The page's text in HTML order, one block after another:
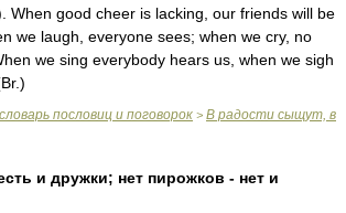
When good cheer is lacking, our friends will be
we laugh, everyone sees; when we cry, no
we sing everybody hears us, when we sigh
Br.)
пословиц и поговорок > В радости сыщут, в
и дружки; нет пирожков - нет и